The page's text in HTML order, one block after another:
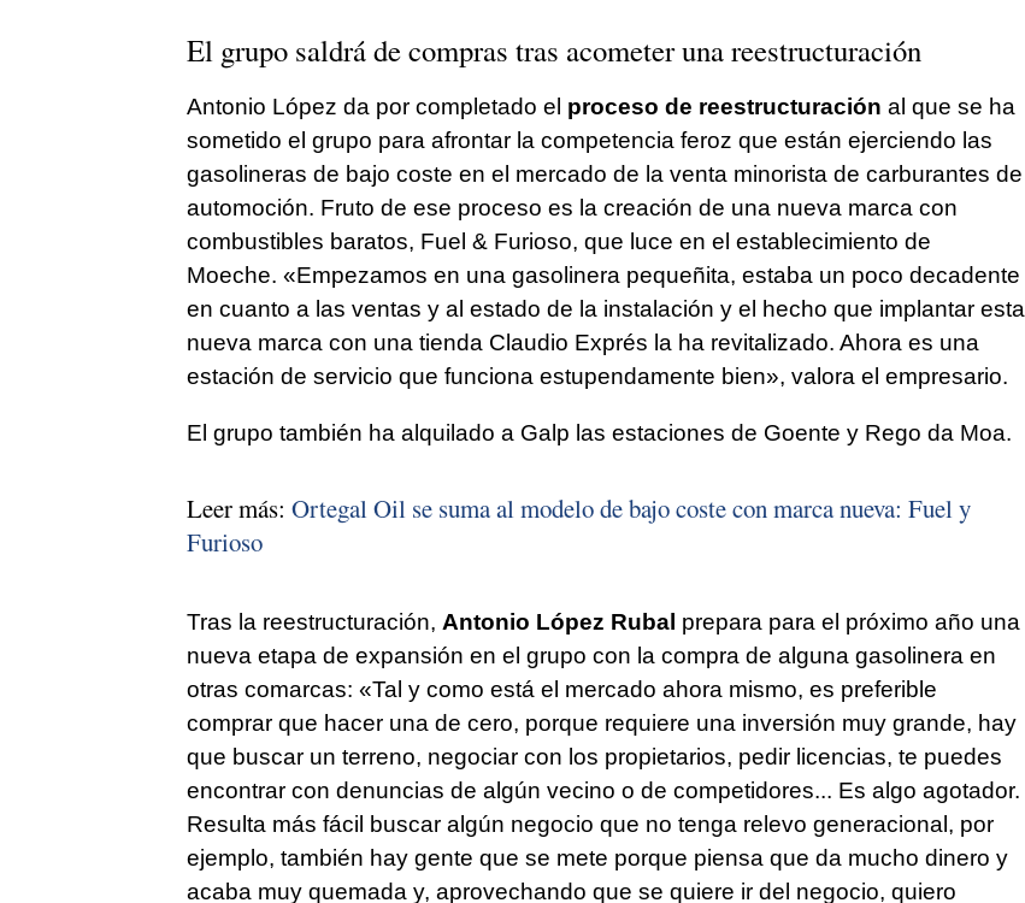
El grupo saldrá de compras tras acometer una reestructuración
Antonio López da por completado el proceso de reestructuración al que se ha
sometido el grupo para afrontar la competencia feroz que están ejerciendo las
gasolineras de bajo coste en el mercado de la venta minorista de carburantes de
automoción. Fruto de ese proceso es la creación de una nueva marca con
combustibles baratos, Fuel & Furioso, que luce en el establecimiento de
Moeche. «Empezamos en una gasolinera pequeñita, estaba un poco decadente
en cuanto a las ventas y al estado de la instalación y el hecho que implantar esta
nueva marca con una tienda Claudio Exprés la ha revitalizado. Ahora es una
estación de servicio que funciona estupendamente bien», valora el empresario.
El grupo también ha alquilado a Galp las estaciones de Goente y Rego da Moa.
Leer más: Ortegal Oil se suma al modelo de bajo coste con marca nueva: Fuel y
Furioso
Tras la reestructuración, Antonio López Rubal prepara para el próximo año una
nueva etapa de expansión en el grupo con la compra de alguna gasolinera en
otras comarcas: «Tal y como está el mercado ahora mismo, es preferible
comprar que hacer una de cero, porque requiere una inversión muy grande, hay
que buscar un terreno, negociar con los propietarios, pedir licencias, te puedes
encontrar con denuncias de algún vecino o de competidores... Es algo agotador.
Resulta más fácil buscar algún negocio que no tenga relevo generacional, por
ejemplo, también hay gente que se mete porque piensa que da mucho dinero y
acaba muy quemada y, aprovechando que se quiere ir del negocio, quiero